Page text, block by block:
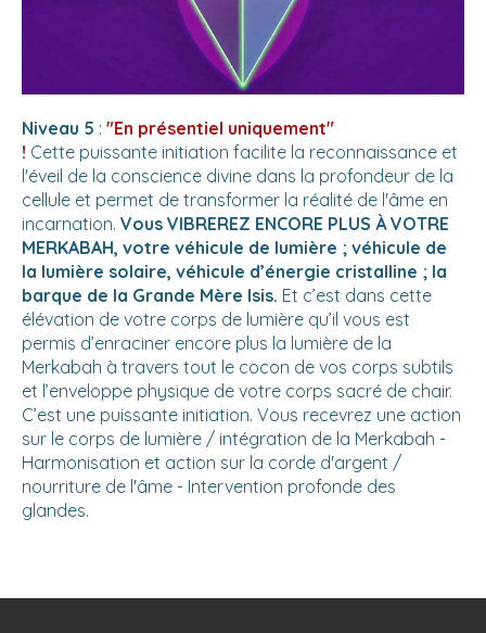
Niveau 5 : "En présentiel uniquement"
! Cette puissante initiation facilite la reconnaissance et
l'éveil de la conscience divine dans la profondeur de la
cellule et permet de transformer la réalité de l'âme en
incarnation. Vous VIBREREZ ENCORE PLUS À VOTRE
MERKABAH, votre véhicule de lumière ; véhicule de
la lumière solaire, véhicule d’énergie cristalline ; la
barque de la Grande Mère Isis. Et c’est dans cette
élévation de votre corps de lumière qu’il vous est
permis d’enraciner encore plus la lumière de la
Merkabah à travers tout le cocon de vos corps subtils
et l’enveloppe physique de votre corps sacré de chair.
C’est une puissante initiation. Vous recevrez une action
sur le corps de lumière / intégration de la Merkabah -
Harmonisation et action sur la corde d'argent /
nourriture de l'âme - Intervention profonde des
glandes.